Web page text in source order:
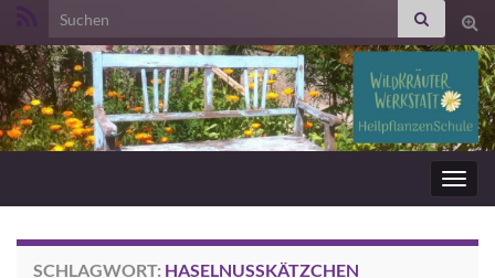
Search for:
SCHLAGWORT: HASELNUSSKÄTZCHEN